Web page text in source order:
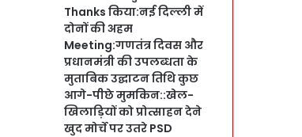
Thanks किया:नई दिल्ली में
दोनों की अहम
Meeting:गणतंत्र दिवस और
प्रधानमंत्री की उपलब्धता के
मुताबिक उद्घाटन तिथि कुछ
आगे-पीछे मुमकिन::खेल-
खिलाड़ियों को प्रोत्साहन देने
खुद मोर्चे पर उतरे PSD